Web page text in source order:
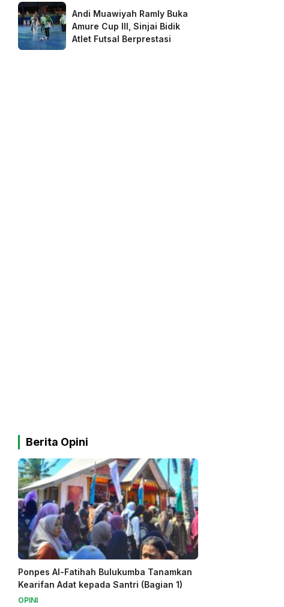
Andi Muawiyah Ramly Buka
Amure Cup III, Sinjai Bidik
Atlet Futsal Berprestasi
Berita Opini
Ponpes Al-Fatihah Bulukumba Tanamkan
Kearifan Adat kepada Santri (Bagian 1)
OPINI